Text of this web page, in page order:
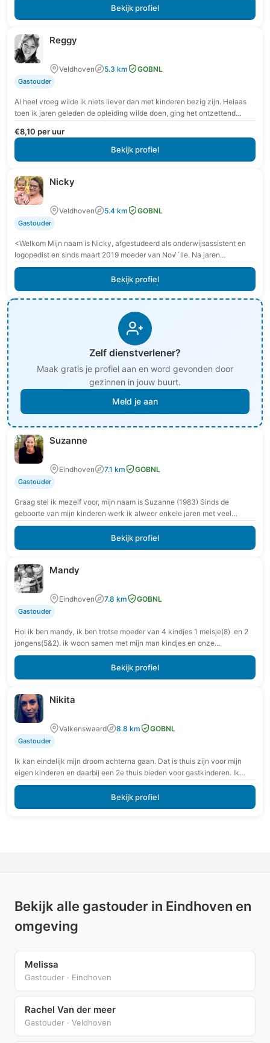
Bekijk profiel
Reggy
Veldhoven 5.3 km GOBNL
Gastouder
Al heel vroeg wilde ik niets liever dan met kinderen bezig zijn. Helaas
toen ik jaren geleden de opleiding wilde doen, ging het ontzettend
€8,10 per uur
Bekijk profiel
Nicky
Veldhoven 5.4 km GOBNL
Gastouder
<Welkom Mijn naam is Nicky, afgestudeerd als onderwijsassistent en
logopedist en sinds maart 2019 moeder van No√´lle. Na jaren
geleerd/gewerkt te hebben als onderwijsassistent en…
Bekijk profiel
Zelf dienstverlener?
Maak gratis je profiel aan en word gevonden door
gezinnen in jouw buurt.
Meld je aan
Suzanne
Eindhoven 7.1 km GOBNL
Gastouder
Graag stel ik mezelf voor, mijn naam is Suzanne (1983) Sinds de
geboorte van mijn kinderen werk ik alweer enkele jaren met veel
plezier als…
Bekijk profiel
Mandy
Eindhoven 7.8 km GOBNL
Gastouder
Hoi ik ben mandy, ik ben trotse moeder van 4 kindjes 1 meisje(8) en 2
jongens(5&2). ik woon samen met mijn man kindjes en onze…
Bekijk profiel
Nikita
Valkenswaard 8.8 km GOBNL
Gastouder
Ik kan eindelijk mijn droom achterna gaan. Dat is thuis zijn voor mijn
eigen kinderen en daarbij een 2e thuis bieden voor gastkinderen. Ik
werk…
Bekijk profiel
Bekijk alle gastouder in Eindhoven en
omgeving
Melissa
Gastouder · Eindhoven
Rachel Van der meer
Gastouder · Veldhoven